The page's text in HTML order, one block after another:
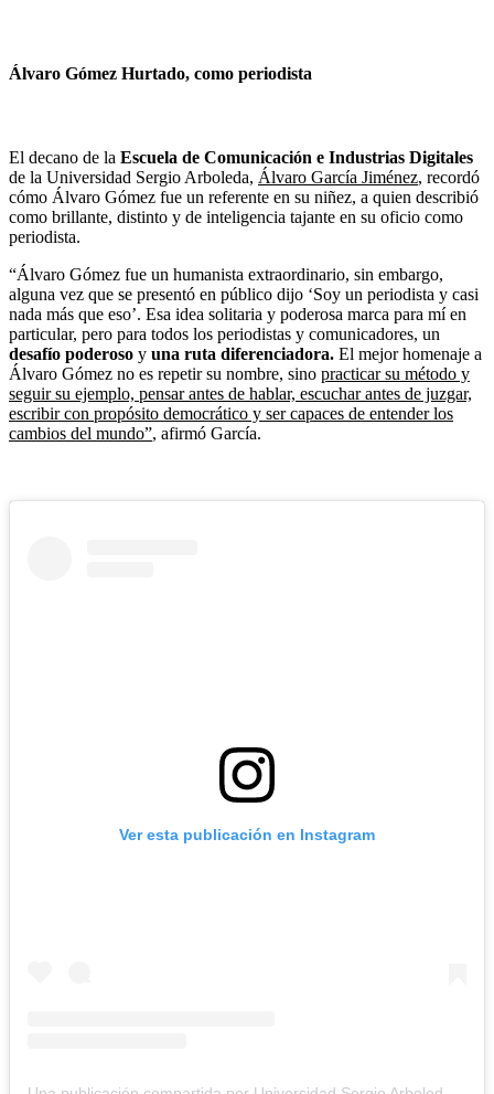
Álvaro Gómez Hurtado, como periodista
El decano de la Escuela de Comunicación e Industrias Digitales
de la Universidad Sergio Arboleda, Álvaro García Jiménez, recordó
cómo Álvaro Gómez fue un referente en su niñez, a quien describió
como brillante, distinto y de inteligencia tajante en su oficio como
periodista.
“Álvaro Gómez fue un humanista extraordinario, sin embargo,
alguna vez que se presentó en público dijo ‘Soy un periodista y casi
nada más que eso’. Esa idea solitaria y poderosa marca para mí en
particular, pero para todos los periodistas y comunicadores, un
desafío poderoso y una ruta diferenciadora. El mejor homenaje a
Álvaro Gómez no es repetir su nombre, sino practicar su método y
seguir su ejemplo, pensar antes de hablar, escuchar antes de juzgar,
escribir con propósito democrático y ser capaces de entender los
cambios del mundo”, afirmó García.
Ver esta publicación en Instagram